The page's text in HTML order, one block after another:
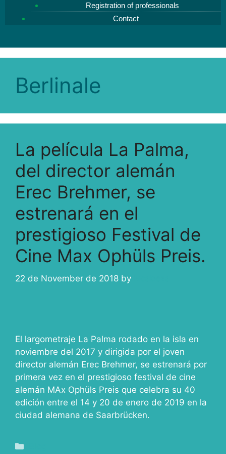
Registration of professionals
Contact
Berlinale
La película La Palma,
del director alemán
Erec Brehmer, se
estrenará en el
prestigioso Festival de
Cine Max Ophüls Preis.
22 de November de 2018 by
El largometraje La Palma rodado en la isla en
noviembre del 2017 y dirigida por el joven
director alemán Erec Brehmer, se estrenará por
primera vez en el prestigioso festival de cine
alemán MAx Ophüls Preis que celebra su 40
edición entre el 14 y 20 de enero de 2019 en la
ciudad alemana de Saarbrücken.